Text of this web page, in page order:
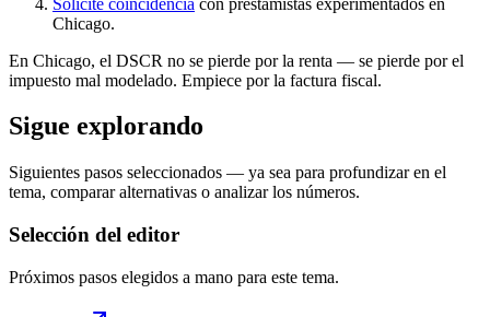
Chicago.
En Chicago, el DSCR no se pierde por la renta — se pierde por el
impuesto mal modelado. Empiece por la factura fiscal.
Sigue explorando
Siguientes pasos seleccionados — ya sea para profundizar en el
tema, comparar alternativas o analizar los números.
Selección del editor
Próximos pasos elegidos a mano para este tema.